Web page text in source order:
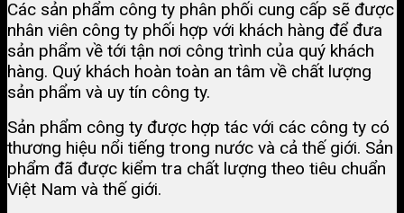
Các sản phẩm công ty phân phối cung cấp sẽ được
nhân viên công ty phối hợp với khách hàng để đưa
sản phẩm về tới tận nơi công trình của quý khách
hàng. Quý khách hoàn toàn an tâm về chất lượng
sản phẩm và uy tín công ty.
Sản phẩm công ty được hợp tác với các công ty có
thương hiệu nổi tiếng trong nước và cả thế giới. Sản
phẩm đã được kiểm tra chất lượng theo tiêu chuẩn
Việt Nam và thế giới.